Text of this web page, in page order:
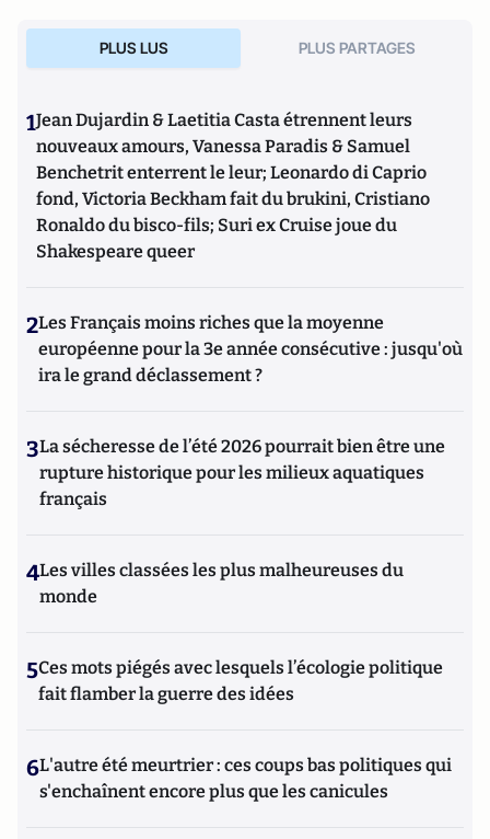
PLUS LUS PLUS PARTAGES
1Jean Dujardin & Laetitia Casta étrennent leurs
nouveaux amours, Vanessa Paradis & Samuel
Benchetrit enterrent le leur; Leonardo di Caprio
fond, Victoria Beckham fait du brukini, Cristiano
Ronaldo du bisco-fils; Suri ex Cruise joue du
Shakespeare queer
2Les Français moins riches que la moyenne
européenne pour la 3e année consécutive : jusqu'où
ira le grand déclassement ?
3La sécheresse de l’été 2026 pourrait bien être une
rupture historique pour les milieux aquatiques
français
4Les villes classées les plus malheureuses du
monde
5Ces mots piégés avec lesquels l’écologie politique
fait flamber la guerre des idées
6L'autre été meurtrier : ces coups bas politiques qui
s'enchaînent encore plus que les canicules